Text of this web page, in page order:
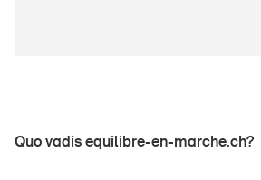
Quo vadis equilibre-en-marche.ch?